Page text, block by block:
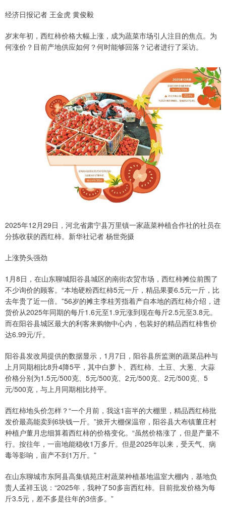
经济日报记者 王金虎 黄俊毅
岁末年初，西红柿价格大幅上涨，成为蔬菜市场引人注目的焦点。为
何涨价？目前产地供应如何？何时能够回落？记者进行了采访。
2025年12月29日，河北省肃宁县万里镇一家蔬菜种植合作社的社员在
分拣收获的西红柿。新华社记者 杨世尧摄
上涨势头强劲
1月8日，在山东聊城阳谷县城区的南街农贸市场，西红柿摊位前围了
不少询价的顾客。“本地硬粉西红柿5元一斤，精品果要6.5元一斤，比
去年贵了近一倍。”56岁的摊主李桂芳指着产自本地的西红柿介绍，进
货价从2025年同期的每斤1.6元至1.9元涨到现在每斤2.5元至3.8元。
而在阳谷县城区最大的利客来购物中心内，包装好的精品西红柿售价
达6.99元/斤。
阳谷县发改局提供的数据显示，1月7日，阳谷县所监测的蔬菜品种与
上月同期相比8升4降5平，其中白萝卜、西红柿、土豆、大葱、大蒜
价格分别为1.5元/500克、5元/500克、2元/500克、2元/500克、5
元/500克，与上月同期相比持平。
西红柿地头价怎样？“一个月前，我这1亩半的大棚里，精品西红柿批
发价最高能卖到6块钱一斤。”掀开大棚保温帘，阳谷县大布镇董庄村
种植户董月忠细算着西红柿的价格变化。“虽然价格涨了，但是产量不
行。按往年，一亩地能稳收1万多斤。但是2025年以来，受天气、病
毒等影响，亩产不到1万斤。”
在山东聊城市东阿县高集镇苑庄村蔬菜种植基地温室大棚内，基地负
责人孟祥玉说：“2025年，我种了50多亩西红柿。目前批发价格为每
斤3.5元，差不多是往年的3倍多。”